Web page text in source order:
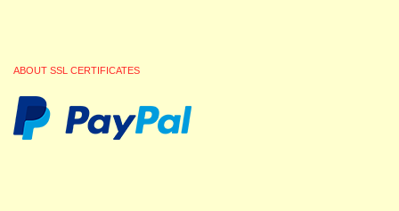
ABOUT SSL CERTIFICATES